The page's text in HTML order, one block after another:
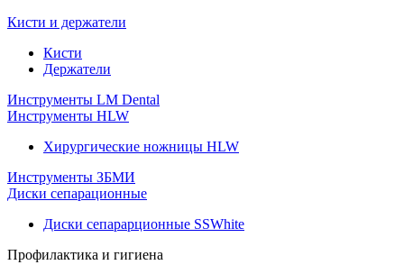
Кисти и держатели
Кисти
Держатели
Инструменты LM Dental
Инструменты HLW
Хирургические ножницы HLW
Инструменты ЗБМИ
Диски сепарационные
Диски сепарарционные SSWhite
Профилактика и гигиена